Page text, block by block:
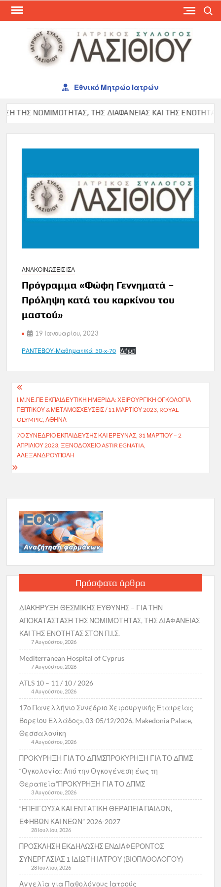
Skip
Εθνικό Μητρώο Ιατρών
ΤΗΣ ΝΟΜΙΜΟΤΗΤΑΣ, ΤΗΣ ΔΙΑΦΑΝΕΙΑΣ ΚΑΙ ΤΗΣ ΕΝΟΤΗΤΑΣ
ΑΝΑΚΟΙΝΩΣΕΙΣ ΙΣΛ
Πρόγραμμα «Φώφη Γεννηματά –
Πρόληψη κατά του καρκίνου του
μαστού»
19 Ιανουαρίου, 2023
ΡΑΝΤΕΒΟΥ-Μαθηματικά_50-x-70 Λήψη
Πλοήγηση
άρθρων
Ι.Μ.ΝΕ.ΠΕ ΕΚΠΑΙΔΕΥΤΙΚΗ ΗΜΕΡΙΔΑ: ΧΕΙΡΟΥΡΓΙΚΗ ΟΓΚΟΛΟΓΙΑ
ΠΕΠΤΙΚΟΥ & ΜΕΤΑΜΟΣΧΕΥΣΕΙΣ / 11 ΜΑΡΤΙΟΥ 2023, ROYAL
OLYMPIC, ΑΘΗΝΑ
7Ο ΣΥΝΈΔΡΙΟ ΕΚΠΑΊΔΕΥΣΗΣ ΚΑΙ ΈΡΕΥΝΑΣ, 31 ΜΑΡΤΊΟΥ – 2
ΑΠΡΙΛΊΟΥ 2023, ΞΕΝΟΔΟΧΕΊΟ ASTIR EGNATIA,
ΑΛΕΞΑΝΔΡΟΎΠΟΛΗ
Πρόσφατα άρθρα
ΔΙΑΚΗΡΥΞΗ ΘΕΣΜΙΚΗΣ ΕΥΘΥΝΗΣ – ΓΙΑ ΤΗΝ
ΑΠΟΚΑΤΑΣΤΑΣΗ ΤΗΣ ΝΟΜΙΜΟΤΗΤΑΣ, ΤΗΣ ΔΙΑΦΑΝΕΙΑΣ
ΚΑΙ ΤΗΣ ΕΝΟΤΗΤΑΣ ΣΤΟΝ Π.Ι.Σ.
7 Αυγούστου, 2026
Mediterranean Hospital of Cyprus
7 Αυγούστου, 2026
ATLS 10 – 11 / 10 / 2026
4 Αυγούστου, 2026
17ο Πανελλήνιο Συνέδριο Χειρουργικής Εταιρείας
Βορείου Ελλάδος», 03-05/12/2026, Makedonia Palace,
Θεσσαλονίκη
4 Αυγούστου, 2026
ΠΡΟΚΥΡΗΞΗ ΓΙΑ ΤΟ ΔΠΜΣΠΡΟΚΥΡΗΞΗ ΓΙΑ ΤΟ ΔΠΜΣ
“Ογκολογία: Από την Ογκογένεση έως τη
Θεραπεία”ΠΡΟΚΥΡΗΞΗ ΓΙΑ ΤΟ ΔΠΜΣ
3 Αυγούστου, 2026
“ΕΠΕΙΓΟΥΣΑ ΚΑΙ ΕΝΤΑΤΙΚΗ ΘΕΡΑΠΕΙΑ ΠΑΙΔΩΝ,
ΕΦΗΒΩΝ ΚΑΙ ΝΕΩΝ” 2026-2027
28 Ιουλίου, 2026
ΠΡΟΣΚΛΗΣΗ ΕΚΔΗΛΩΣΗΣ ΕΝΔΙΑΦΕΡΟΝΤΟΣ
ΣΥΝΕΡΓΑΣΙΑΣ 1 ΙΔΙΩΤΗ ΙΑΤΡΟΥ (ΒΙΟΠΑΘΟΛΟΓΟΥ)
28 Ιουλίου, 2026
Αγγελία για Παθολόγους Ιατρούς